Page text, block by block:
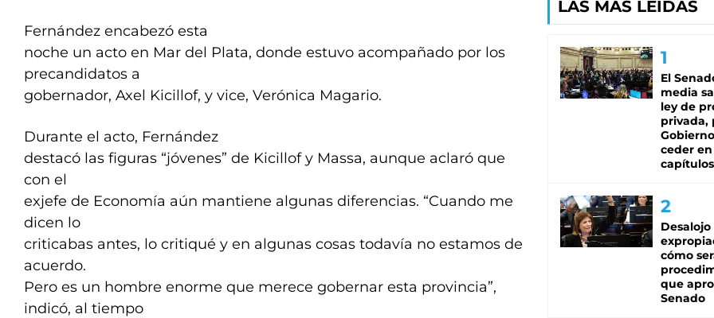
Fernández encabezó esta
noche un acto en Mar del Plata, donde estuvo acompañado por los
precandidatos a
gobernador, Axel Kicillof, y vice, Verónica Magario.
Durante el acto, Fernández
destacó las figuras “jóvenes” de Kicillof y Massa, aunque aclaró que
con el
exjefe de Economía aún mantiene algunas diferencias. “Cuando me
dicen lo
criticabas antes, lo critiqué y en algunas cosas todavía no estamos de
acuerdo.
Pero es un hombre enorme que merece gobernar esta provincia”,
indicó, al tiempo
LAS MÁS LEÍDAS
El
media
ley de
privada,
ceder
capítulos
cómo
que
Senado